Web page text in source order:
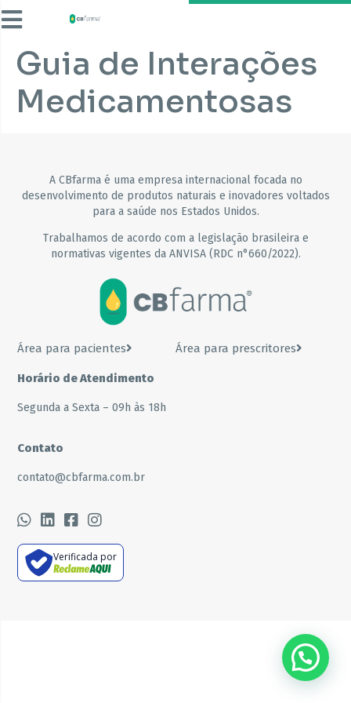
Guia de Interações
Medicamentosas
A CBfarma é uma empresa internacional focada no
desenvolvimento de produtos naturais e inovadores voltados
para a saúde nos Estados Unidos.
Trabalhamos de acordo com a legislação brasileira e
normativas vigentes da ANVISA (RDC n°660/2022).
Área para pacientes Área para prescritores
Horário de Atendimento
Segunda a Sexta – 09h às 18h
Contato
contato@cbfarma.com.br
Verificada por